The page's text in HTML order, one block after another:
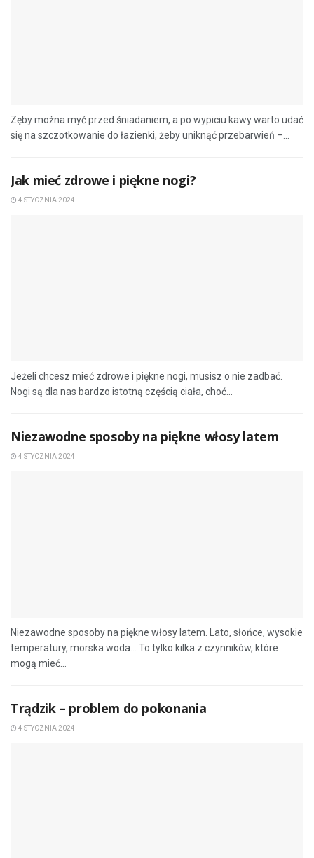
Zęby można myć przed śniadaniem, a po wypiciu kawy warto udać
się na szczotkowanie do łazienki, żeby uniknąć przebarwień –...
Jak mieć zdrowe i piękne nogi?
4 STYCZNIA 2024
Jeżeli chcesz mieć zdrowe i piękne nogi, musisz o nie zadbać.
Nogi są dla nas bardzo istotną częścią ciała, choć...
Niezawodne sposoby na piękne włosy latem
4 STYCZNIA 2024
Niezawodne sposoby na piękne włosy latem. Lato, słońce, wysokie
temperatury, morska woda… To tylko kilka z czynników, które
mogą mieć...
Trądzik – problem do pokonania
4 STYCZNIA 2024